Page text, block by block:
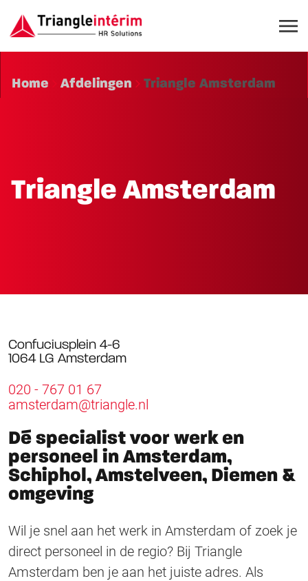
Home Afdelingen Triangle Amsterdam
Triangle Amsterdam
Confuciusplein 4-6
1064 LG Amsterdam
020 - 767 01 67
amsterdam@triangle.nl
Dé specialist voor werk en
personeel in Amsterdam,
Schiphol, Amstelveen, Diemen &
omgeving
Wil je snel aan het werk in Amsterdam of zoek je
direct personeel in de regio? Bij Triangle
Amsterdam ben je aan het juiste adres. Als